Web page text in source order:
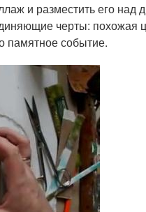
и разместить его над
черты: похожая
памятное событие.